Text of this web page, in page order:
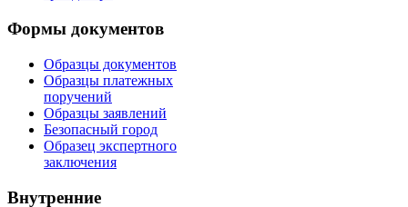
Формы документов
Образцы документов
Образцы платежных
поручений
Образцы заявлений
Безопасный город
Образец экспертного
заключения
Внутренние